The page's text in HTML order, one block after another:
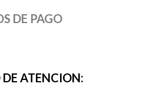
DE PAGO
ATENCION: